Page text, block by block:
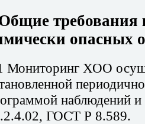
требования
опасных
Мониторинг ХОО
наблюдений
ГОСТ Р 8.589.